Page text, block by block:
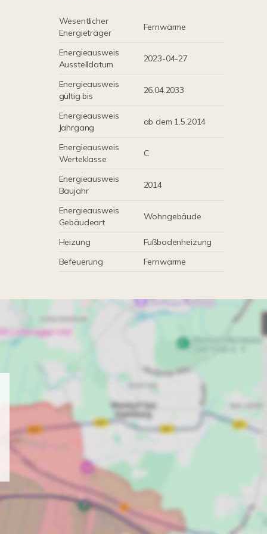
Wesentlicher
Energieträger
Fernwärme
Energieausweis
Ausstelldatum
2023-04-27
Energieausweis
gültig bis
26.04.2033
Energieausweis
Jahrgang
ab dem 1.5.2014
Energieausweis
Werteklasse
C
Energieausweis
Baujahr
2014
Energieausweis
Gebäudeart
Wohngebäude
Heizung
Fußbodenheizung
Befeuerung
Fernwärme